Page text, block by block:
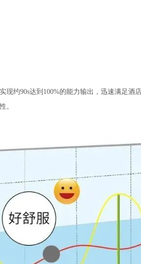
现约90s达到100%的能力输出，迅速满足
。